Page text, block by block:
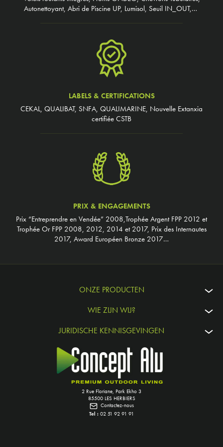
Autonettoyant, Abri de Piscine UP, Lumisol, Seuil IN_OUT,…
LABELS & CERTIFICATIONS
CEKAL, QUALIBAT, SNFA, QUALIMARINE, Nouvelle Extanxia
certifiée CSTB
PRIX & ENGAGEMENTS
Prix “Entreprendre en Vendée” 2008,Trophée Argent FPP 2012 et
Trophée Or FPP 2008, 2012, 2014 et 2017, Prix des Internautes
2017, Award Européen Bronze 2017…
ONZE PRODUCTEN
WIE ZIJN WIJ?
JURIDISCHE KENNISGEVINGEN
2 Rue Floriane, Park Ekho 3
85500 LES HERBIERS
Contactez-nous
Tel : 02 51 92 91 91